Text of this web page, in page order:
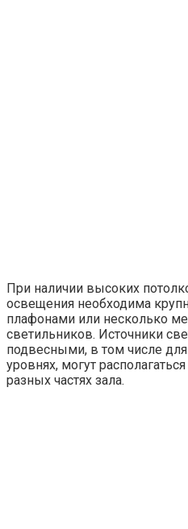
При наличии высоких
освещения необходима
плафонами или несколько
светильников. Источники
подвесными, в том числе
уровнях, могут
разных частях зала.